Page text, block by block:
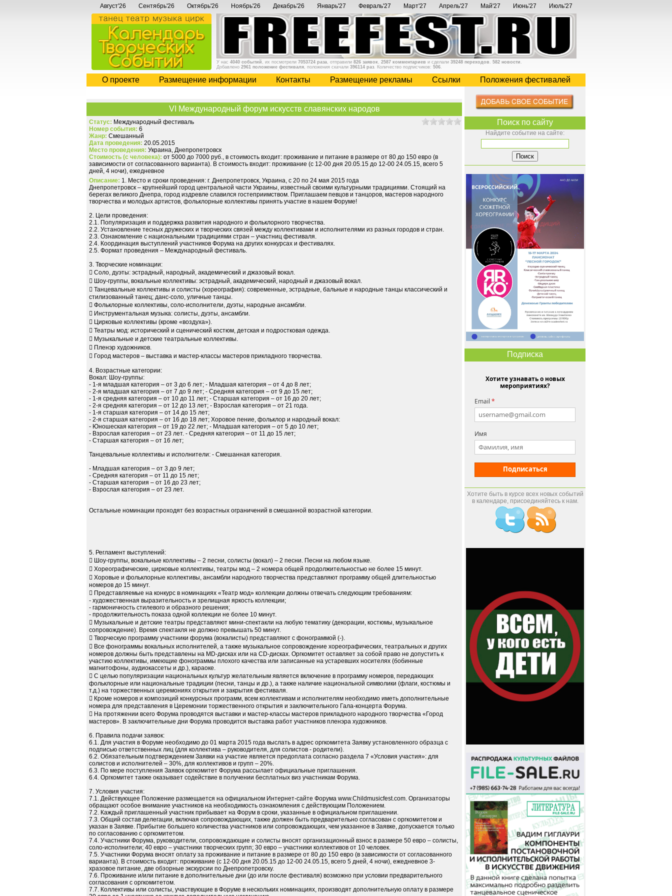
Август'26 Сентябрь'26 Октябрь'26 Ноябрь'26 Декабрь'26 Январь'27 Февраль'27 Март'27 Апрель'27 Май'27 Июнь'27 Июль'27
У нас 4040 событий , их посмотрели 7053724 раза, отправили 826 заявок, 2587 комментариев и сделали 39248 переходов . 582 новости .
Добавлено 2961 положение фестиваля, положения скачали 396114 раз. Количество подписчиков: 506.
О проекте Размещение информации Контакты Размещение рекламы Cсылки Положения фестивалей
VI Международный форум искусств славянских народов
Статус: Международный фестиваль
Номер события: 6
Жанр: Смешанный
Дата проведения: 20.05.2015
Место проведения: Украина, Днепропетровск
Стоимость (с человека): от 5000 до 7000 руб., в стоимость входит: проживание и питание в размере от 80 до 150 евро (в
зависимости от согласованного варианта). В стоимость входит: проживание (с 12-00 дня 20.05.15 до 12-00 24.05.15, всего 5
дней, 4 ночи), ежедневное
Описание: 1. Место и сроки проведения: г. Днепропетровск, Украина, с 20 по 24 мая 2015 года
Днепропетровск – крупнейший город центральной части Украины, известный своими культурными традициями. Стоящий на
берегах великого Днепра, город издревле славился гостеприимством. Приглашаем певцов и танцоров, мастеров народного
творчества и молодых артистов, фольклорные коллективы принять участие в нашем Форуме!
2. Цели проведения:
2.1. Популяризация и поддержка развития народного и фольклорного творчества.
2.2. Установление тесных дружеских и творческих связей между коллективами и исполнителями из разных городов и стран.
2.3. Ознакомление с национальными традициями стран – участниц фестиваля.
2.4. Координация выступлений участников Форума на других конкурсах и фестивалях.
2.5. Формат проведения – Международный фестиваль.
3. Творческие номинации:
 Соло, дуэты: эстрадный, народный, академический и джазовый вокал.
 Шоу-группы, вокальные коллективы: эстрадный, академический, народный и джазовый вокал.
 Танцевальные коллективы и солисты (хореография): современные, эстрадные, бальные и народные танцы классический и
стилизованный танец; данс-соло, уличные танцы.
 Фольклорные коллективы, соло-исполнители, дуэты, народные ансамбли.
 Инструментальная музыка: солисты, дуэты, ансамбли.
 Цирковые коллективы (кроме «воздуха»).
 Театры мод: исторический и сценический костюм, детская и подростковая одежда.
 Музыкальные и детские театральные коллективы.
 Пленэр художников.
 Город мастеров – выставка и мастер-классы мастеров прикладного творчества.
4. Возрастные категории:
Вокал: Шоу-группы:
- 1-я младшая категория – от 3 до 6 лет; - Младшая категория – от 4 до 8 лет;
- 2-я младшая категория – от 7 до 9 лет; - Средняя категория – от 9 до 15 лет;
- 1-я средняя категория – от 10 до 11 лет; - Старшая категория – от 16 до 20 лет;
- 2-я средняя категория – от 12 до 13 лет; - Взрослая категория – от 21 года.
- 1-я старшая категория – от 14 до 15 лет;
- 2-я старшая категория – от 16 до 18 лет; Хоровое пение, фольклор и народный вокал:
- Юношеская категория – от 19 до 22 лет; - Младшая категория – от 5 до 10 лет;
- Взрослая категория – от 23 лет. - Средняя категория – от 11 до 15 лет;
- Старшая категория – от 16 лет;
Танцевальные коллективы и исполнители: - Смешанная категория.
- Младшая категория – от 3 до 9 лет;
- Средняя категория – от 11 до 15 лет;
- Старшая категория – от 16 до 23 лет;
- Взрослая категория – от 23 лет.
Остальные номинации проходят без возрастных ограничений в смешанной возрастной категории.
5. Регламент выступлений:
 Шоу-группы, вокальные коллективы – 2 песни, солисты (вокал) – 2 песни. Песни на любом языке.
 Хореографические, цирковые коллективы, театры мод – 2 номера общей продолжительностью не более 15 минут.
 Хоровые и фольклорные коллективы, ансамбли народного творчества представляют программу общей длительностью
номеров до 15 минут.
 Представляемые на конкурс в номинациях «Театр мод» коллекции должны отвечать следующим требованиям:
- художественная выразительность и зрелищная яркость коллекции;
- гармоничность стилевого и образного решения;
- продолжительность показа одной коллекции не более 10 минут.
 Музыкальные и детские театры представляют мини-спектакли на любую тематику (декорации, костюмы, музыкальное
сопровождение). Время спектакля не должно превышать 50 минут.
 Творческую программу участники форума (вокалисты) представляют с фонограммой (-).
 Все фонограммы вокальных исполнителей, а также музыкальное сопровождение хореографических, театральных и других
номеров должны быть представлены на МD-дисках или на CD-дисках. Оргкомитет оставляет за собой право не допустить к
участию коллективы, имеющие фонограммы плохого качества или записанные на устаревших носителях (бобинные
магнитофоны, аудиокассеты и др.), караоке.
 С целью популяризации национальных культур желательным является включение в программу номеров, передающих
фольклорные или национальные традиции (песни, танцы и др.), а также наличие национальной символики (флаги, костюмы и
т.д.) на торжественных церемониях открытия и закрытия фестиваля.
 Кроме номеров и композиций конкурсных программ, всем коллективам и исполнителям необходимо иметь дополнительные
номера для представления в Церемонии торжественного открытия и заключительного Гала-концерта Форума.
 На протяжении всего Форума проводятся выставки и мастер-классы мастеров прикладного народного творчества «Город
мастеров». В заключительные дни Форума проводится выставка работ участников пленэра художников.
6. Правила подачи заявок:
6.1. Для участия в Форуме необходимо до 01 марта 2015 года выслать в адрес оргкомитета Заявку установленного образца с
подписью ответственных лиц (для коллектива – руководителя, для солистов - родители).
6.2. Обязательным подтверждением Заявки на участие является предоплата согласно раздела 7 «Условия участия»: для
солистов и исполнителей – 30%, для коллективов и групп – 20%.
6.3. По мере поступления Заявок оргкомитет Форума рассылает официальные приглашения.
6.4. Оргкомитет также оказывает содействие в получении бесплатных виз участникам Форума.
7. Условия участия:
7.1. Действующее Положение размещается на официальном Интернет-сайте Форума www.Childmusicfest.com. Организаторы
обращают особое внимание участников на необходимость ознакомления с действующим Положением.
7.2. Каждый приглашенный участник прибывает на Форум в сроки, указанные в официальном приглашении.
7.3. Общий состав делегации, включая сопровождающих, также должен быть предварительно согласован с оргкомитетом и
указан в Заявке. Прибытие большего количества участников или сопровождающих, чем указанное в Заявке, допускается только
по согласованию с оргкомитетом.
7.4. Участники Форума, руководители, сопровождающие и солисты вносят организационный взнос в размере 50 евро – солисты,
соло-исполнители; 40 евро – участники творческих групп; 30 евро – участники коллективов от 10 человек.
7.5. Участники Форума вносят оплату за проживание и питание в размере от 80 до 150 евро (в зависимости от согласованного
варианта). В стоимость входит: проживание (с 12-00 дня 20.05.15 до 12-00 24.05.15, всего 5 дней, 4 ночи), ежедневное 3-
хразовое питание, две обзорные экскурсии по Днепропетровску.
7.6. Проживание и/или питание в дополнительные дни (до или после фестиваля) возможно при условии предварительного
согласования с оргкомитетом.
7.7. Коллективы или солисты, участвующие в Форуме в нескольких номинациях, производят дополнительную оплату в размере
Поиск по сайту
Найдите событие на сайте:
Подписка
Хотите узнавать о новых
мероприятиях?
Email *
Имя
Подписаться
Хотите быть в курсе всех новых событий
в календаре, присоединяйтесь к нам.